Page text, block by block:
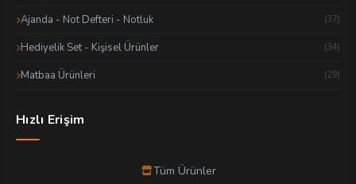
Ajanda - Not Defteri - Notluk (37)
Hediyelik Set - Kişisel Ürünler (34)
Matbaa Ürünleri (29)
Hızlı Erişim
Tüm Ürünler